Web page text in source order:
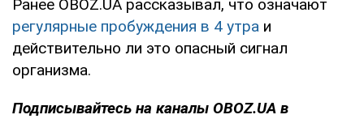
Ранее OBOZ.UA рассказывал, что означают
регулярные пробуждения в 4 утра и
действительно ли это опасный сигнал
организма.
Подписывайтесь на каналы OBOZ.UA в